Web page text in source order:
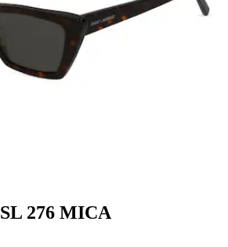
SL 276 MICA